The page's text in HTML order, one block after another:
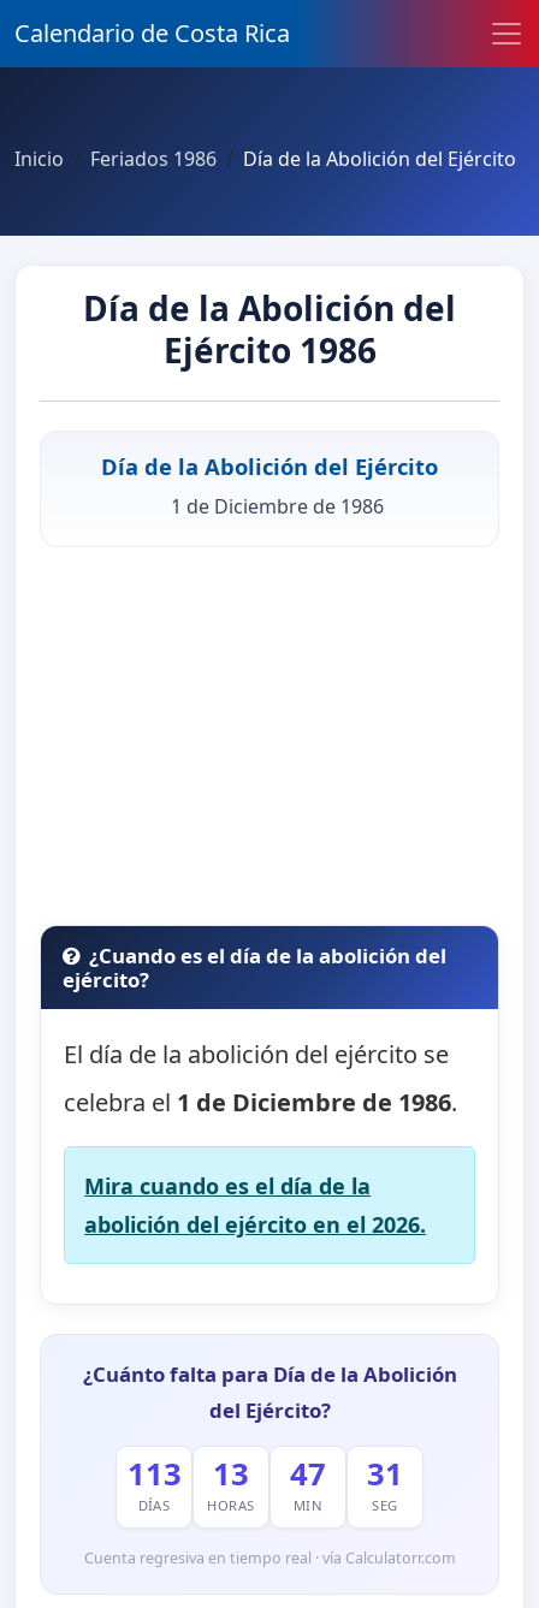
Calendario de Costa Rica
Inicio Feriados 1986 Día de la Abolición del Ejército
Día de la Abolición del
Ejército 1986
Día de la Abolición del Ejército
1 de Diciembre de 1986
¿Cuando es el día de la abolición del
ejército?
El día de la abolición del ejército se
celebra el 1 de Diciembre de 1986.
Mira cuando es el día de la
abolición del ejército en el 2026.
¿Cuánto falta para Día de la Abolición
del Ejército?
113
DÍAS
13
HORAS
47
MIN
31
SEG
Cuenta regresiva en tiempo real · vía Calculatorr.com